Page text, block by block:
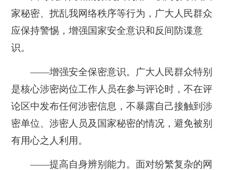
家秘密、扰乱我网络秩序等行为，广大人民群众
应保持警惕，增强国家安全意识和反间防谍意
识。
——增强安全保密意识。 广大人民群众特别
是核心涉密岗位工作人员在参与评论时，不在评
论区中发布任何涉密信息，不暴露自己接触到涉
密单位、涉密人员及国家秘密的情况，避免被别
有用心之人利用。
——提高自身辨别能力。面对纷繁复杂的网